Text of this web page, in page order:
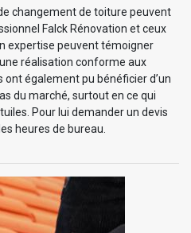
changement de toiture peuvent
Falck Rénovation et ceux
expertise peuvent témoigner
réalisation conforme aux
ont également pu bénéficier d’un
du marché, surtout en ce qui
Pour lui demander un devis
heures de bureau.